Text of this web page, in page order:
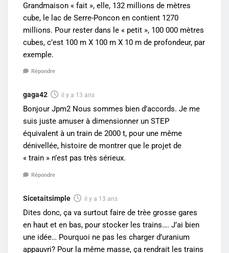
Grandmaison « fait », elle, 132 millions de mètres
cube, le lac de Serre-Poncon en contient 1270
millions. Pour rester dans le « petit », 100 000 mètres
cubes, c’est 100 m X 100 m X 10 m de profondeur, par
exemple.
Répondre
gaga42 il y a 13 ans
Bonjour Jpm2 Nous sommes bien d’accords. Je me
suis juste amuser à dimensionner un STEP
équivalent à un train de 2000 t, pour une même
dénivellée, histoire de montrer que le projet de
« train » n’est pas très sérieux.
Répondre
Sicetaitsimple il y a 13 ans
Dites donc, ça va surtout faire de trèe grosse gares
en haut et en bas, pour stocker les trains…. J’ai bien
une idée… Pourquoi ne pas les charger d’uranium
appauvri? Pour la même masse, ça rendrait les trains